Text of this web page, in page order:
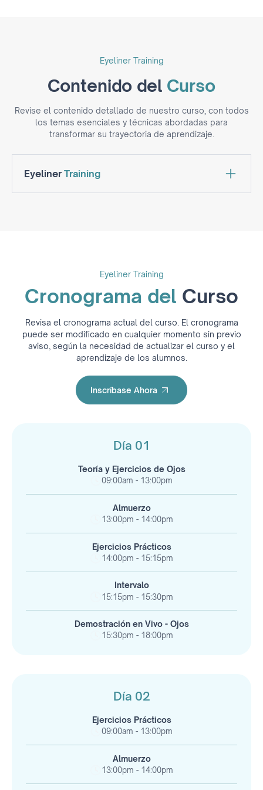
Eyeliner Training
Contenido del Curso
Revise el contenido detallado de nuestro curso, con todos
los temas esenciales y técnicas abordadas para
transformar su trayectoria de aprendizaje.
Eyeliner Training
Puntos fundamentales Fancy Eyeliner
Cuidados post-procedimiento
Paso a paso: Técnica Fancy Eyeliner (Delineado
Eyeliner Training
Cronograma del Curso
Revisa el cronograma actual del curso. El cronograma
puede ser modificado en cualquier momento sin previo
aviso, según la necesidad de actualizar el curso y el
aprendizaje de los alumnos.
Inscríbase Ahora
Día 01
Teoría y Ejercicios de Ojos
09:00am - 13:00pm
Almuerzo
13:00pm - 14:00pm
Ejercicios Prácticos
14:00pm - 15:15pm
Intervalo
15:15pm - 15:30pm
Demostración en Vivo - Ojos
15:30pm - 18:00pm
Día 02
Ejercicios Prácticos
09:00am - 13:00pm
Almuerzo
13:00pm - 14:00pm